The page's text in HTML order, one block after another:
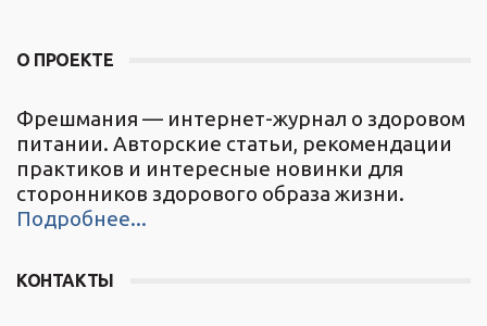
О ПРОЕКТЕ
Фрешмания — интернет-журнал о здоровом
питании. Авторские статьи, рекомендации
практиков и интересные новинки для
сторонников здорового образа жизни.
Подробнее...
КОНТАКТЫ